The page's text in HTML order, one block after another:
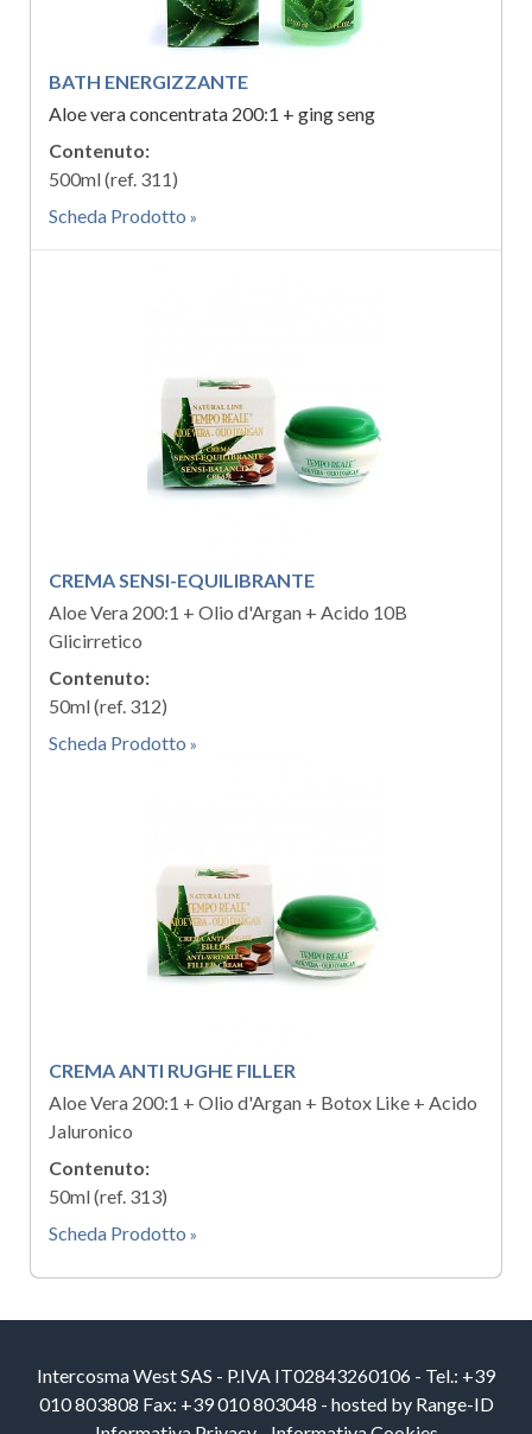
BATH ENERGIZZANTE
Aloe vera concentrata 200:1 + ging seng
Contenuto:
500ml (ref. 311)
Scheda Prodotto
CREMA SENSI-EQUILIBRANTE
Aloe Vera 200:1 + Olio d'Argan + Acido 10B
Glicirretico
Contenuto:
50ml (ref. 312)
Scheda Prodotto
CREMA ANTI RUGHE FILLER
Aloe Vera 200:1 + Olio d'Argan + Botox Like + Acido
Jaluronico
Contenuto:
50ml (ref. 313)
Scheda Prodotto
Intercosma West SAS - P.IVA IT02843260106 - Tel.: +39
010 803808 Fax: +39 010 803048 - hosted by Range-ID